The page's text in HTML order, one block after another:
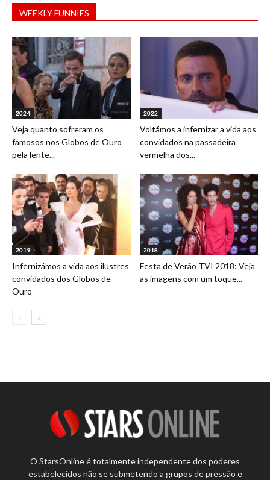
WEEKLY FUNNIES
2024
Veja quanto sofreram os
famosos nos Globos de Ouro
pela lente...
2022
Voltámos a infernizar a vida aos
convidados na passadeira
vermelha dos...
2019
Infernizámos a vida aos ilustres
convidados dos Globos de
Ouro
2018
Festa de Verão TVI 2018: Veja
as imagens com um toque...
O StarsOnline é totalmente independente dos poderes
estabelecidos não se submetendo a grupos de pressão e